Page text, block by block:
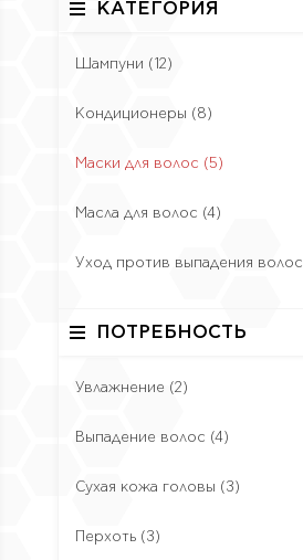
КАТЕГОРИЯ
Шампуни (12)
Кондиционеры (8)
Маски для волос (5)
Масла для волос (4)
Уход против выпадения волос
ПОТРЕБНОСТЬ
Увлажнение (2)
Выпадение волос (4)
Сухая кожа головы (3)
Перхоть (3)